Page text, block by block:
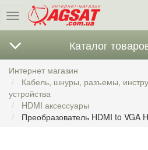
Меню
Каталог
Интернет магазин
Кабель, шнуры, разъемы,
устройства
HDMI аксессуары
Преобразователь HDMI to VGA